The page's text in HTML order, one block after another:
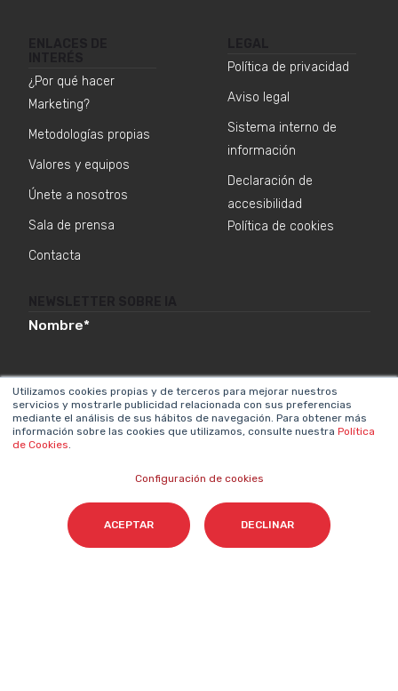
Utilizamos cookies propias y de terceros para mejorar nuestros
servicios y mostrarle publicidad relacionada con sus preferencias
mediante el análisis de sus hábitos de navegación. Para obtener más
información sobre las cookies que utilizamos, consulte nuestra Política
de Cookies.
Configuración de cookies
ACEPTAR DECLINAR
¿Por qué hacer
Marketing?
Metodologías propias
Valores y equipos
Únete a nosotros
Sala de prensa
Contacta
Política de privacidad
Aviso legal
Sistema interno de
información
Declaración de
accesibilidad
Política de cookies
Nombre*
Email*
Cyberclick me contacte conforme a la
Política de Privacidad.*